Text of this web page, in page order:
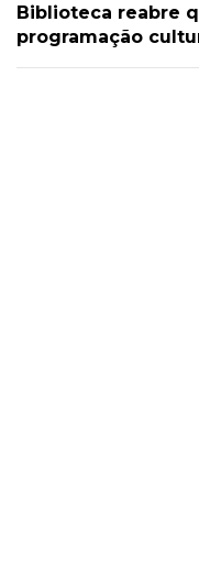
Biblioteca reabre
programação